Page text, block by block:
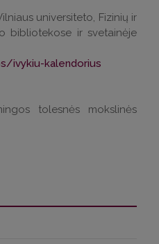
universiteto, Fizinių ir
bibliotekose ir svetainėje
ivykiu-kalendorius
tolesnės mokslinės